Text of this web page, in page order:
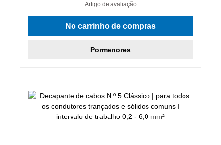
Artigo de avaliação
No carrinho de compras
Pormenores